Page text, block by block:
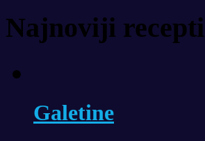
Najnoviji recepti
Galetine